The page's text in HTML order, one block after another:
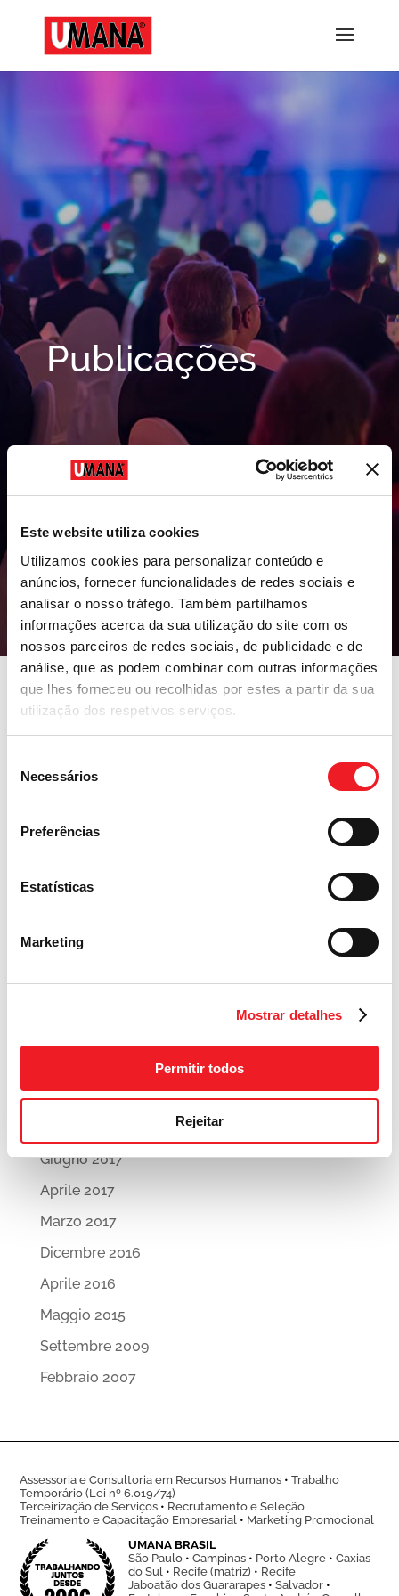
Este website utiliza cookies
Utilizamos cookies para personalizar conteúdo e
anúncios, fornecer funcionalidades de redes sociais e
analisar o nosso tráfego. Também partilhamos
informações acerca da sua utilização do site com os
nossos parceiros de redes sociais, de publicidade e de
análise, que as podem combinar com outras informações
que lhes forneceu ou recolhidas por estes a partir da sua
utilização dos respetivos serviços.
Necessários
Preferências
Estatísticas
Marketing
Mostrar detalhes
Permitir todos
Rejeitar
Publicações
voz
Agosto 2017
Giugno 2017
Aprile 2017
Marzo 2017
Dicembre 2016
Aprile 2016
Maggio 2015
Settembre 2009
Febbraio 2007
Assessoria e Consultoria em Recursos Humanos •Trabalho
Temporário (Lei nº 6.019/74)
Terceirização de Serviços • Recrutamento e Seleção
Treinamento e Capacitação Empresarial • Marketing Promocional
UMANA BRASIL
São Paulo •Campinas • Porto Alegre •Caxias
do Sul • Recife (matriz) • Recife
Jaboatão dos Guararapes •Salvador •